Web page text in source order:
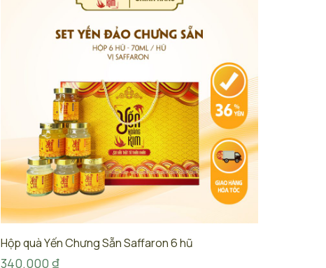
Hộp quà Yến Chưng Sẵn Saffaron 6 hũ
340.000 ₫